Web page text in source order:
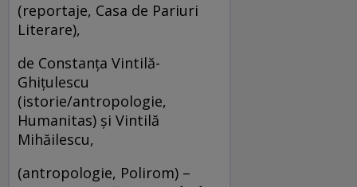
(reportaje, Casa de Pariuri
Literare),
de Constanţa Vintilă-
Ghiţulescu
(istorie/antropologie,
Humanitas) şi Vintilă
Mihăilescu,
(antropologie, Polirom) –